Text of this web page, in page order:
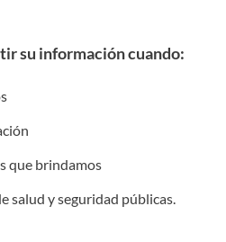
su información cuando:
que brindamos
salud y seguridad públicas.